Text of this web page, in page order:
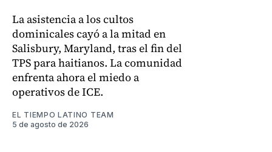
La asistencia a los cultos
dominicales cayó a la mitad en
Salisbury, Maryland, tras el fin del
TPS para haitianos. La comunidad
enfrenta ahora el miedo a
operativos de ICE.
EL TIEMPO LATINO TEAM
5 de agosto de 2026